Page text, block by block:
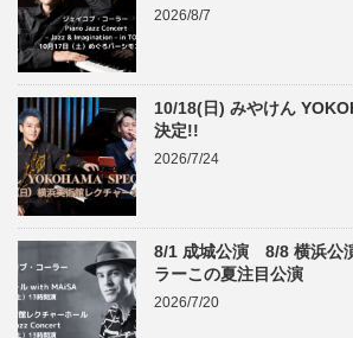
2026/8/7
10/18(日) みやけん
決定!!
2026/7/24
8/1 成城公演 8/8 横浜公
ラーこの夏注目公演
2026/7/20